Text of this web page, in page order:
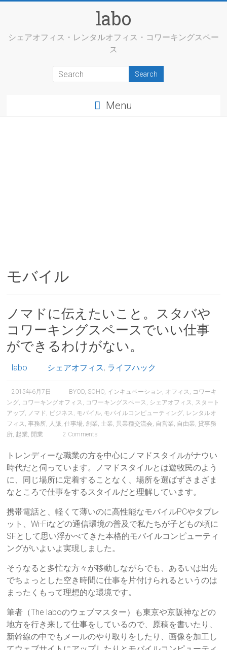
labo
シェアオフィス・レンタルオフィス・コワーキングスペー
ス
Menu
モバイル
ノマドに伝えたいこと。スタバや
コワーキングスペースでいい仕事
ができるわけがない。
labo シェアオフィス, ライフハック
2015年6月7日 BYOD, SOHO, インキュベーション, オフィス , コワーキ
ング, コワーキングオフィス , コワーキングスペース , シェアオフィス , スタート
アップ, ノマド , ビジネス , モバイル, モバイルコンピューティング, レンタルオ
フィス ,事務所, 人脈,仕事場,創業,士業,異業種交流会, 自営業, 自由業, 貸事務
所, 起業, 開業 2 Comments
トレンディーな職業の方を中心にノマドスタイルがナウい
時代だと伺っています。ノマドスタイルとは遊牧民のよう
に、同じ場所に定着することなく、場所を選ばずさまざま
なところで仕事をするスタイルだと理解しています。
携帯電話と、軽くて薄いのに高性能なモバイルPCやタブレ
ット、Wi-Fiなどの通信環境の普及で私たちが子どもの頃に
SFとして思い浮かべてきた本格的モバイルコンピューティ
ングがいよいよ実現しました。
そうなると多忙な方々が移動しながらでも、あるいは出先
でちょっとした空き時間に仕事を片付けられるというのは
まったくもって理想的な環境です。
筆者（The laboのウェブマスター）も東京や京阪神などの
地方を行き来して仕事をしているので、原稿を書いたり、
新幹線の中でもメールのやり取りをしたり、画像を加工し